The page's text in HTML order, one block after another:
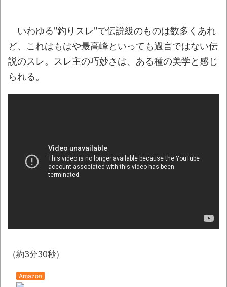
ｗｗｗNEW!
まっぷたつに…日本レトロゲーム協会がゲー
ムソフトCDの劣化について問題提起 他NEW!
別にどこの誰が一日何時間睡眠だろうがど
の使用料が年間6万から年間320万になったの
で変更にNEW!
ナナフシモドキと公園へ
地・熊本に届ける劇的逆転勝利とか KDDI、
ンドーミュージアム、公式ページ以外で購入し
「ぞわっとした…」カルディで売っているコ
いわゆる"釣りスレ"で伝説級のものは数多くあれ
ど、これはもはや最高峰といっても過言ではない伝
説のスレ。スレ主の巧妙さは、ある種の美学と感じ
られる。
（約3分30秒）
Amazon